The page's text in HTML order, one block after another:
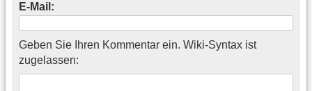
E-Mail:
Geben Sie Ihren Kommentar ein. Wiki-Syntax ist
zugelassen: